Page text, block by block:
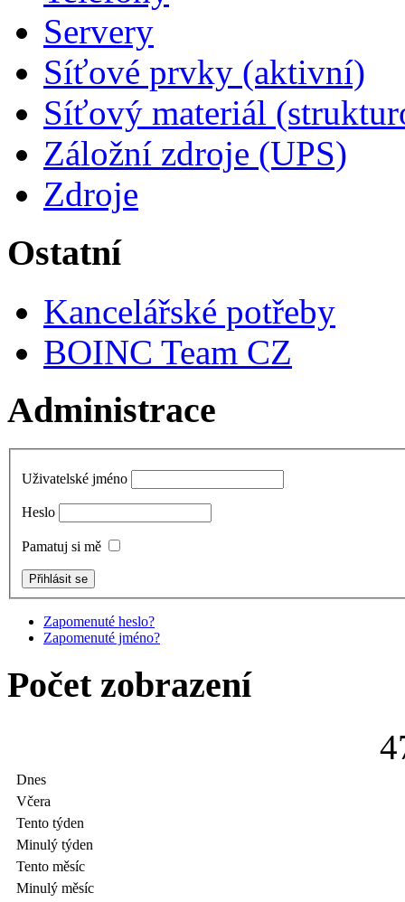
Servery
Síťové prvky (aktivní)
Síťový materiál
Záložní zdroje (UPS)
Zdroje
Ostatní
Kancelářské potřeby
BOINC Team CZ
Administrace
Uživatelské jméno
Heslo
Pamatuj si mě
Zapomenuté heslo?
Zapomenuté jméno?
Počet zobrazení
4
Dnes
Včera
Tento týden
Minulý týden
Tento měsíc
Minulý měsíc